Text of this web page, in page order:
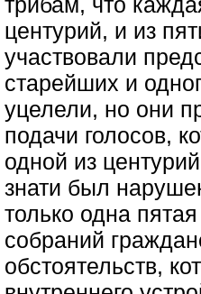
центурий, и из
участвовали
старейших и
уцелели, но они
подачи голосов,
одной из
знати был
только одна
собраний
обстоятельств,